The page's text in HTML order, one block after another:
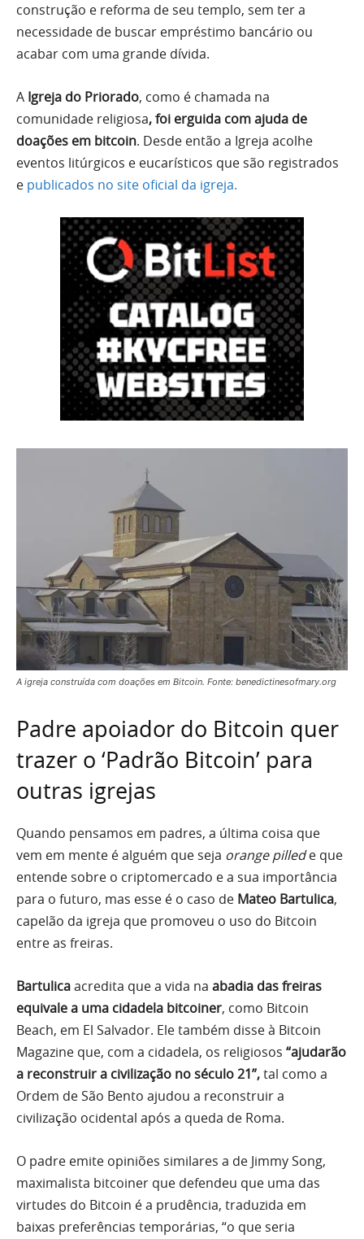
construção e reforma de seu templo, sem ter a
necessidade de buscar empréstimo bancário ou
acabar com uma grande dívida.
A Igreja do Priorado, como é chamada na
comunidade religiosa,foi erguida com ajuda de
doações em bitcoin. Desde então a Igreja acolhe
eventos litúrgicos e eucarísticos que são registrados
e publicados no site oficial da igreja.
A igreja construída com doações em Bitcoin. Fonte: benedictinesofmary.org
Padre apoiador do Bitcoin quer
trazer o ‘Padrão Bitcoin’ para
outras igrejas
Quando pensamos em padres, a última coisa que
vem em mente é alguém que seja orange pillede que
entende sobre o criptomercado e a sua importância
para o futuro, mas esse é o caso de Mateo Bartulica,
capelão da igreja que promoveu o uso do Bitcoin
entre as freiras.
Bartulicaacredita que a vida na abadia das freiras
equivale a uma cidadela bitcoiner, como Bitcoin
Beach, em El Salvador. Ele também disse à Bitcoin
Magazine que, com a cidadela, os religiosos “ajudarão
a reconstruir a civilização no século 21”,tal como a
Ordem de São Bento ajudou a reconstruir a
civilização ocidental após a queda de Roma.
O padre emite opiniões similares a de Jimmy Song,
maximalista bitcoiner que defendeu que uma das
virtudes do Bitcoin é a prudência, traduzida em
baixas preferências temporárias, “o que seria